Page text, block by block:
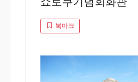
북마크